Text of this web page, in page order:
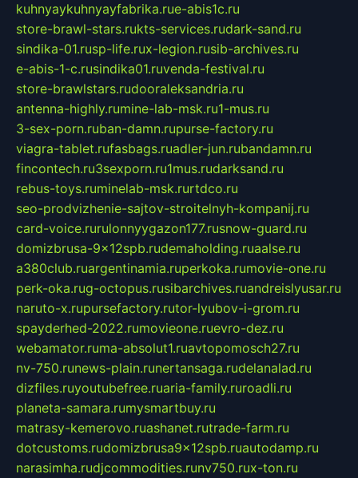
kuhnyaykuhnyayfabrika.rue-abis1c.ru
store-brawl-stars.rukts-services.rudark-sand.ru
sindika-01.rusp-life.rux-legion.rusib-archives.ru
e-abis-1-c.rusindika01.ruvenda-festival.ru
store-brawlstars.rudooraleksandria.ru
antenna-highly.rumine-lab-msk.ru1-mus.ru
3-sex-porn.ruban-damn.rupurse-factory.ru
viagra-tablet.rufasbags.ruadler-jun.rubandamn.ru
fincontech.ru3sexporn.ru1mus.rudarksand.ru
rebus-toys.ruminelab-msk.rurtdco.ru
seo-prodvizhenie-sajtov-stroitelnyh-kompanij.ru
card-voice.rurulonnyygazon177.rusnow-guard.ru
domizbrusa-9x12spb.rudemaholding.ruaalse.ru
a380club.ruargentinamia.ruperkoka.rumovie-one.ru
perk-oka.rug-octopus.rusibarchives.ruandreislyusar.ru
naruto-x.rupursefactory.rutor-lyubov-i-grom.ru
spayderhed-2022.rumovieone.ruevro-dez.ru
webamator.ruma-absolut1.ruavtopomosch27.ru
nv-750.runews-plain.runertansaga.rudelanalad.ru
dizfiles.ruyoutubefree.ruaria-family.ruroadli.ru
planeta-samara.rumysmartbuy.ru
matrasy-kemerovo.ruashanet.rutrade-farm.ru
dotcustoms.rudomizbrusa9x12spb.ruautodamp.ru
narasimha.rudjcommodities.runv750.rux-ton.ru